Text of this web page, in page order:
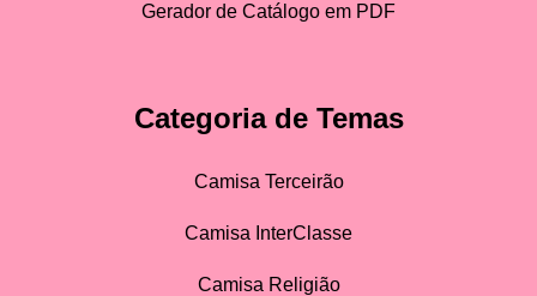
Gerador de Catálogo em PDF
Categoria de Temas
Camisa Terceirão
Camisa InterClasse
Camisa Religião